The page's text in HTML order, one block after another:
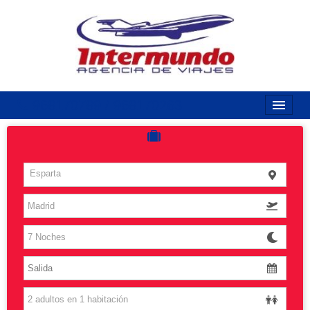
Costas
Vuelos
Islas
Caribe
Grandes Viajes
Esparta